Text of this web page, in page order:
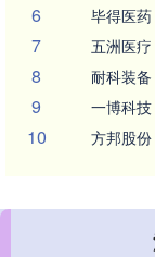
6 毕得医药
7 五洲医疗
8 耐科装备
9 一博科技
10 方邦股份